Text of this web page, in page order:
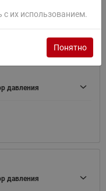
давления
давления
с их использованием.
Понятно